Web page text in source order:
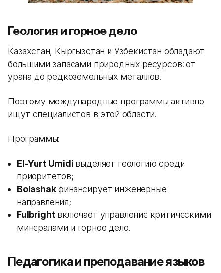
Геология и горное дело
Казахстан, Кыргызстан и Узбекистан обладают
большими запасами природных ресурсов: от
урана до редкоземельных металлов.
Поэтому международные программы активно
ищут специалистов в этой области.
Программы:
El-Yurt Umidi выделяет геологию среди
приоритетов;
Bolashakфинансирует инженерные
направления;
Fulbrightвключает управление критическими
минералами и горное дело.
Педагогика и преподавание языков